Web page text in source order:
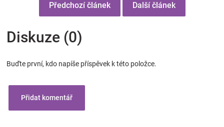
Předchozí článek Další článek
Diskuze (0)
Buďte první, kdo napíše příspěvek k této položce.
Přidat komentář